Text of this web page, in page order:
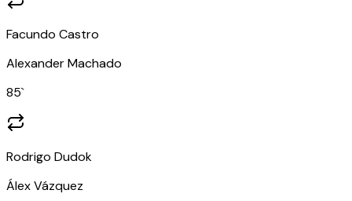
Facundo Castro
Alexander Machado
85`
Rodrigo Dudok
Álex Vázquez